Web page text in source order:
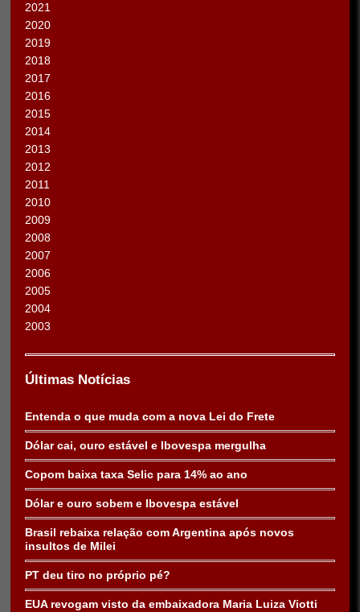
2021
2020
2019
2018
2017
2016
2015
2014
2013
2012
2011
2010
2009
2008
2007
2006
2005
2004
2003
Últimas Notícias
Entenda o que muda com a nova Lei do Frete
Dólar cai, ouro estável e Ibovespa mergulha
Copom baixa taxa Selic para 14% ao ano
Dólar e ouro sobem e Ibovespa estável
Brasil rebaixa relação com Argentina após novos
insultos de Milei
PT deu tiro no próprio pé?
EUA revogam visto da embaixadora Maria Luiza Viotti